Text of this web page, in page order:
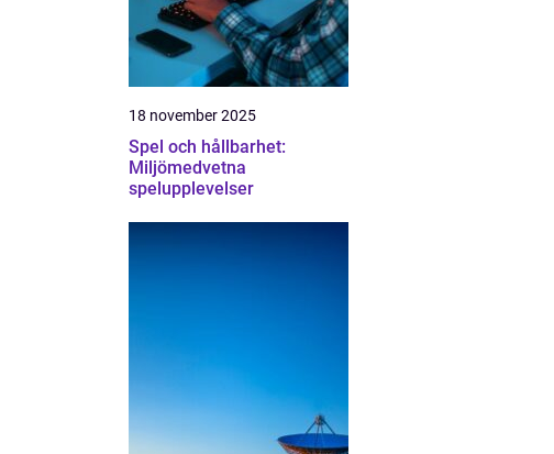
18 november 2025
Spel och hållbarhet:
Miljömedvetna
spelupplevelser